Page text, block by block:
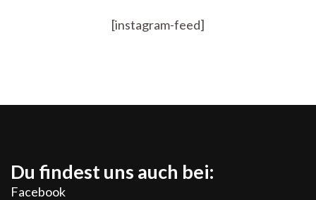
[instagram-feed]
Du findest uns auch bei:
Facebook